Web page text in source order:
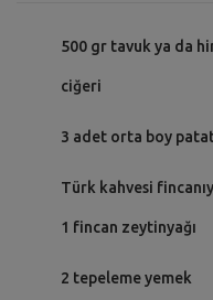
500 gr tavuk ya da
ciğeri
3 adet orta boy
Türk kahvesi
1 fincan zeytinyağı
2 tepeleme yemek